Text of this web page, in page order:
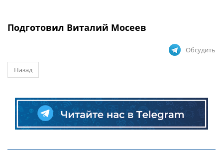
Подготовил Виталий Мосеев
Обсудить
Назад